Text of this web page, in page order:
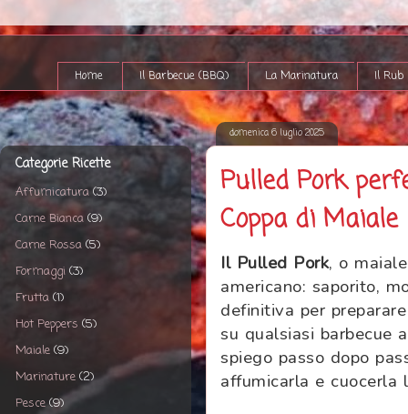
Home Il Barbecue (BBQ) La Marinatura Il Rub
domenica 6 luglio 2025
Pulled Pork
Coppa di Maiale
Il Pulled Pork, o
americano: saporito,
definitiva per
su qualsiasi barbecue
spiego passo dopo
affumicarla e
Categorie Ricette
Affumicatura (3)
Carne Bianca (9)
Carne Rossa (5)
Formaggi (3)
Frutta (1)
Hot Peppers (5)
Maiale (9)
Marinature (2)
Pesce (9)